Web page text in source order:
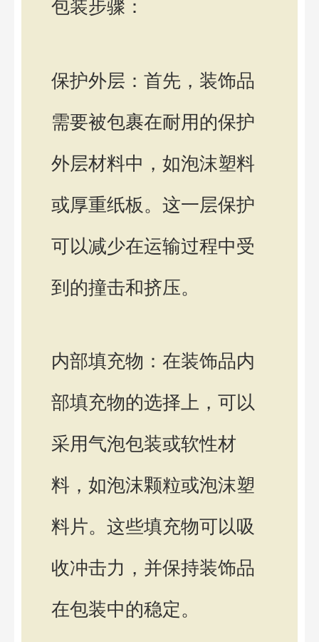
包装步骤：
保护外层：首先，装饰品
需要被包裹在耐用的保护
外层材料中，如泡沫塑料
或厚重纸板。这一层保护
可以减少在运输过程中受
到的撞击和挤压。
内部填充物：在装饰品内
部填充物的选择上，可以
采用气泡包装或软性材
料，如泡沫颗粒或泡沫塑
料片。这些填充物可以吸
收冲击力，并保持装饰品
在包装中的稳定。